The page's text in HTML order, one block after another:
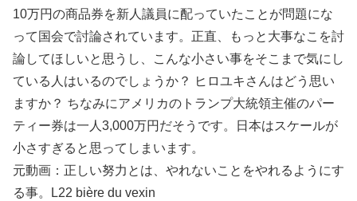
10万円の商品券を新人議員に配っていたことが問題にな
って国会で討論されています。正直、もっと大事なこを討
論してほしいと思うし、こんな小さい事をそこまで気にし
ている人はいるのでしょうか？ ヒロユキさんはどう思い
ますか？ ちなみにアメリカのトランプ大統領主催のパー
ティー券は一人3,000万円だそうです。日本はスケールが
小さすぎると思ってしまいます。
元動画：正しい努力とは、やれないことをやれるようにす
る事。L22 bière du vexin